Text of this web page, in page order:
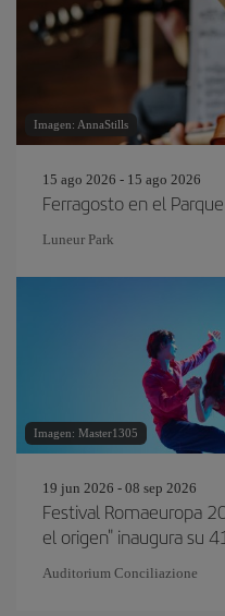
Imagen: AnnaStills
15 ago 2026 - 15 ago 2026
Ferragosto en el
Luneur Park
Imagen: Master1305
19 jun 2026 - 08 sep 2026
Festival Romaeuropa
el origen" inaugura su
Auditorium Conciliazione